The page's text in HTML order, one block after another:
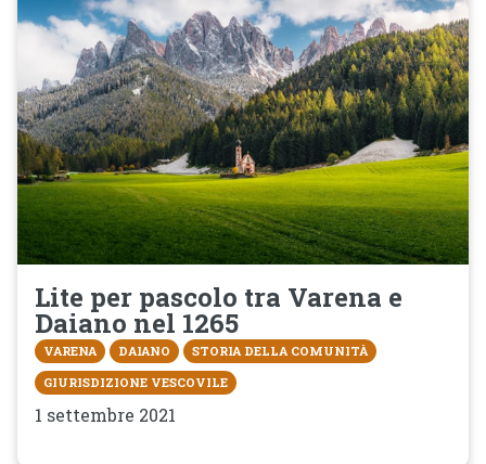
Lite per pascolo tra Varena e
Daiano nel 1265
VARENA DAIANO
STORIA DELLA COMUNITÀ
GIURISDIZIONE VESCOVILE
1 settembre 2021